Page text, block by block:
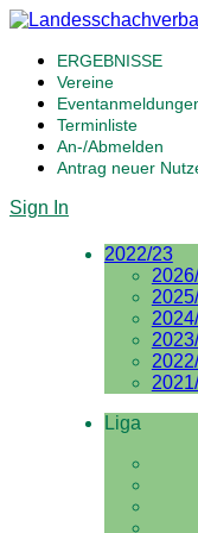
ERGEBNISSE
Vereine
Terminliste
An-/Abmelden
Antrag neuer
Sign In
2022/23
Liga